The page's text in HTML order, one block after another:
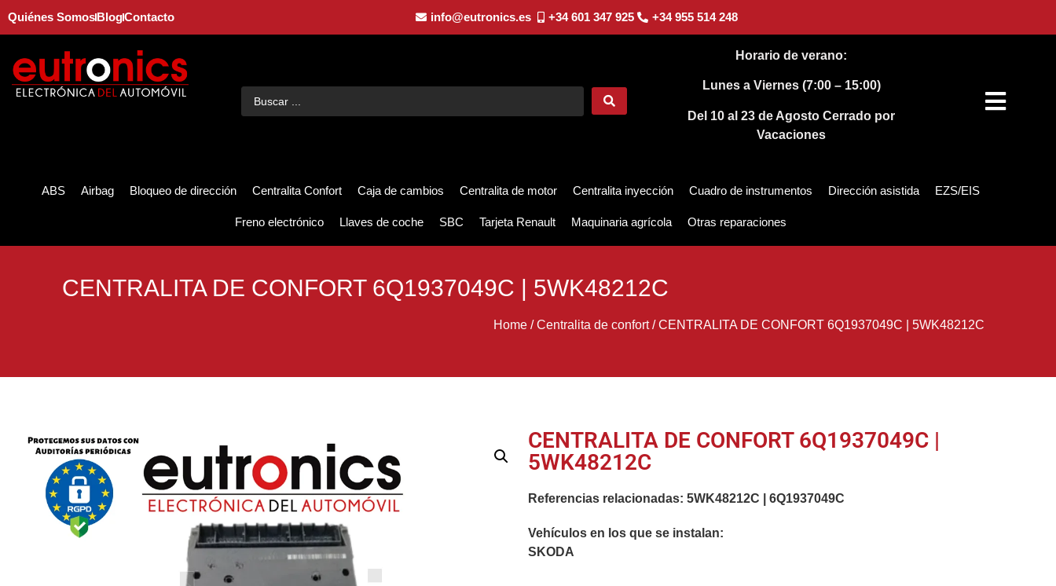
Quiénes SomosBlogContacto info@eutronics.es +34 601 347 925 +34 955 514 248
Horario de verano:
Lunes a Viernes (7:00 – 15:00)
Del 10 al 23 de AgostoCerrado por
Vacaciones
ABS Airbag Bloqueo de dirección Centralita Confort Caja de cambios Centralita de motor Centralita inyección Cuadro de instrumentos Dirección asistida EZS/EIS
Freno electrónico Llaves de coche SBC Tarjeta Renault Maquinaria agrícola Otras reparaciones
CENTRALITA DE CONFORT 6Q1937049C | 5WK48212C
Home/Centralita de confort/CENTRALITA DE CONFORT 6Q1937049C | 5WK48212C
CENTRALITA DE CONFORT 6Q1937049C |
5WK48212C
Referencias relacionadas: 5WK48212C 6Q1937049C
Vehículos en los que se instalan:
SKODA